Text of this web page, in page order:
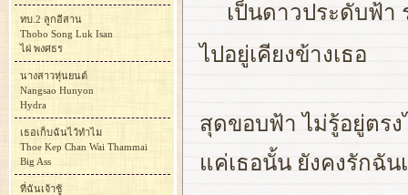
เป็นดาวประดับฟ้า
ไปอยู่เคียงข้างเธอ
สุดขอบฟ้า ไม่รู้อยู่ตรง
แค่เธอนั้น ยังคงรักฉั
ทบ.2 ลูกอีสาน
Thobo Song Luk Isan
ไผ่ พงศธร
นางสาวหุ่นยนต์
Nangsao Hunyon
Hydra
เธอเก็บฉันไว้ทำไม
Thoe Kep Chan Wai Thammai
Big Ass
ที่ฉันเจ้าชู้